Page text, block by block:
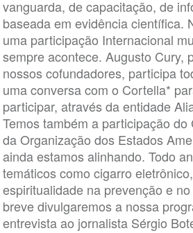
vanguarda, de capacitação, de
baseada em evidência científica.
uma participação Internacional
sempre acontece. Augusto Cury,
nossos cofundadores, participa
uma conversa com o Cortella*
participar, através da entidade
Temos também a participação
da Organização dos Estados
ainda estamos alinhando. Todo
temáticos como cigarro
espiritualidade na prevenção e
breve divulgaremos a nossa
entrevista ao jornalista Sérgio